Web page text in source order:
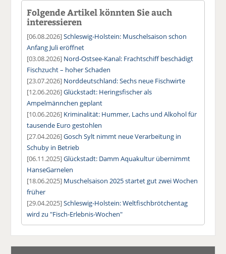
Folgende Artikel könnten Sie auch
interessieren
[06.08.2026]Schleswig-Holstein: Muschelsaison schon
Anfang Juli eröffnet
[03.08.2026] Nord-Ostsee-Kanal: Frachtschiff beschädigt
Fischzucht – hoher Schaden
[23.07.2026] Norddeutschland: Sechs neue Fischwirte
[12.06.2026]Glückstadt: Heringsfischer als
Ampelmännchen geplant
[10.06.2026] Kriminalität: Hummer, Lachs und Alkohol für
tausende Euro gestohlen
[27.04.2026]Gosch Sylt nimmt neue Verarbeitung in
Schuby in Betrieb
[06.11.2025]Glückstadt: Damm Aquakultur übernimmt
HanseGarnelen
[18.06.2025] Muschelsaison 2025 startet gut zwei Wochen
früher
[29.04.2025]Schleswig-Holstein: Weltfischbrötchentag
wird zu "Fisch-Erlebnis-Wochen"